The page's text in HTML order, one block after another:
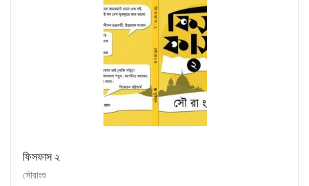
ফিসফাস ২
সৌরাংশু